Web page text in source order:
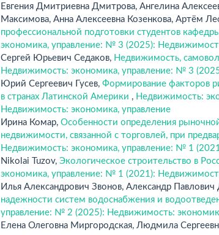
Евгения Дмитриевна Дмитрова, Ангелина
Максимова, Анна Алексеевна Козенкова, Артём
профессиональной подготовки студентов
экономика, управление: № 3 (2025):
Сергей Юрьевич Седаков, Недвижимость,
Недвижимость: экономика, управление: № 3
Юрий Сергеевич Гусев, Формирование факторов
в странах Латинской Америки , Недвижимость:
Недвижимость: экономика, управление
Ирина Комар, Особенности определения
недвижимости, связанной с торговлей, при
Недвижимость: экономика, управление: № 1
Nikolai Tuzov, Экологическое строительство в
экономика, управление: № 1 (2021):
Илья Александрович Звонов, Александр Павлович
надежности систем водоснабжения и
управление: № 2 (2025): Недвижимость:
Елена Олеговна Миргородская, Людмила